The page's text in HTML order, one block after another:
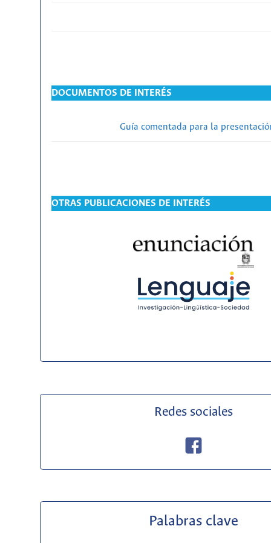
DOCUMENTOS DE INTERÉS
Guía comentada para la
OTRAS PUBLICACIONES DE INTERÉS
Redes sociales
Palabras clave